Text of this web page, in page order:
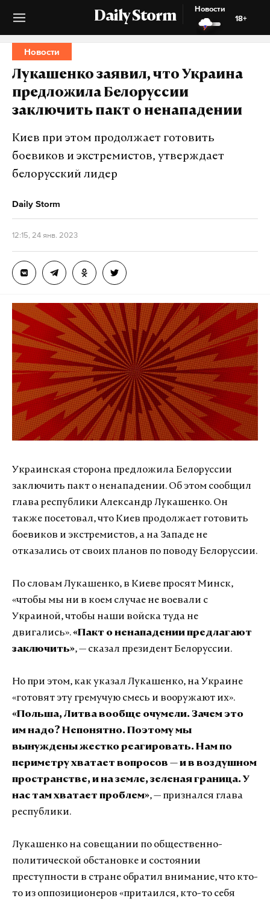
Daily Storm
Новости
18+
Новости
Лукашенко заявил, что Украина
предложила Белоруссии
заключить пакт о ненападении
Киев при этом продолжает готовить
боевиков и экстремистов, утверждает
белорусский лидер
Daily Storm
12:15, 24 янв. 2023
Украинская сторона предложила Белоруссии
заключить пакт о ненападении. Об этом сообщил
глава республики Александр Лукашенко. Он
также посетовал, что Киев продолжает готовить
боевиков и экстремистов, а на Западе не
отказались от своих планов по поводу Белоруссии.
По словам Лукашенко, в Киеве просят Минск,
«чтобы мы ни в коем случае не воевали с
Украиной, чтобы наши войска туда не
двигались».«Пакт о ненападении предлагают
заключить», — сказал президент Белоруссии.
Но при этом, как указал Лукашенко, на Украине
«готовят эту гремучую смесь и вооружают их».
«Польша, Литва вообще очумели. Зачем это
им надо? Непонятно. Поэтому мы
вынуждены жестко реагировать. Нам по
периметру хватает вопросов — и в воздушном
пространстве, и на земле, зеленая граница. У
нас там хватает проблем», — признался глава
республики.
Лукашенко на совещании по общественно-
политической обстановке и состоянии
преступности в стране обратил внимание, что кто-
то из оппозиционеров «притаился, кто-то себя